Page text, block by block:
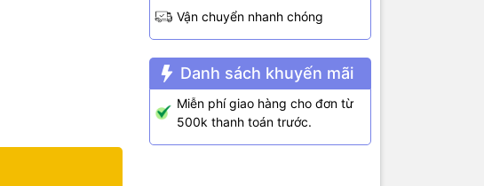
Vận chuyển nhanh chóng
Danh sách khuyến mãi
Miễn phí giao hàng cho đơn từ
500k thanh toán trước.